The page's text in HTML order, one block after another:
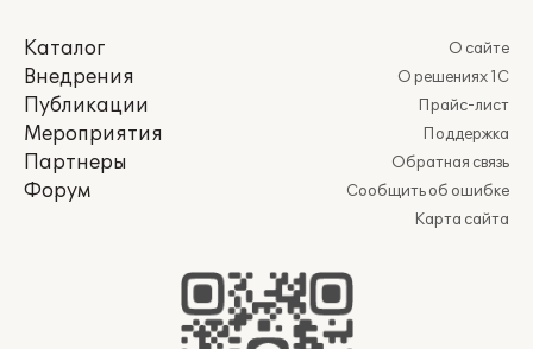
Каталог
Внедрения
Публикации
Мероприятия
Партнеры
Форум
О сайте
О решениях 1С
Прайс-лист
Поддержка
Обратная связь
Сообщить об ошибке
Карта сайта